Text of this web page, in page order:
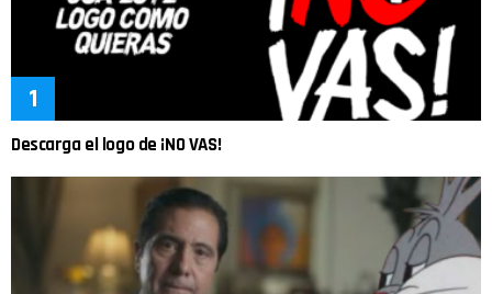
Descarga el logo de ¡NO VAS!